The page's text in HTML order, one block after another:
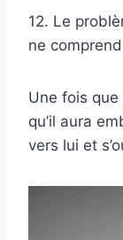
12. Le
ne
Une fois
qu’il aura
vers lui et